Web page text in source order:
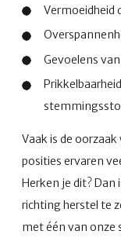
Vermoeidheid
Gevoelens
Vaak is de
posities ervaren
Herken je dit?
richting herstel te
met één van onze